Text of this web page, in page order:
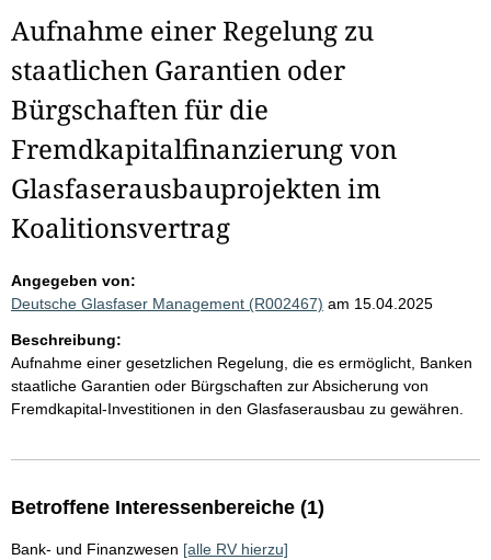
Aufnahme einer Regelung zu
staatlichen Garantien oder
Bürgschaften für die
Fremdkapitalfinanzierung von
Glasfaserausbauprojekten im
Koalitionsvertrag
Angegeben von:
Deutsche Glasfaser Management (R002467) am 15.04.2025
Beschreibung:
Aufnahme einer gesetzlichen Regelung, die es ermöglicht, Banken
staatliche Garantien oder Bürgschaften zur Absicherung von
Fremdkapital-Investitionen in den Glasfaserausbau zu gewähren.
Betroffene Interessenbereiche (1)
Bank- und Finanzwesen [alle RV hierzu]